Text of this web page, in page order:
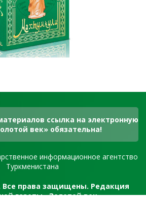
ссылка на электронную
век» обязательна!
информационное агентство
Туркменистана
Все права защищены. Редакция
газеты «Золотой век»